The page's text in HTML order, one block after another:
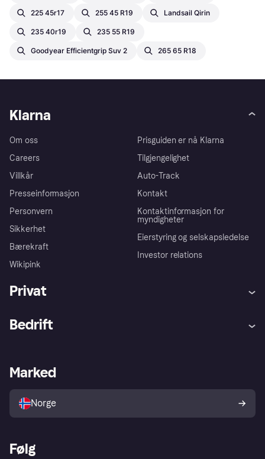
225 45r17 255 45 R19 Landsail Qirin
235 40r19 235 55 R19
Goodyear Efficientgrip Suv 2 265 65 R18
Klarna
Om oss
Careers
Villkår
Presseinformasjon
Personvern
Sikkerhet
Bærekraft
Wikipink
Prisguiden er nå Klarna
Tilgjengelighet
Auto-Track
Kontakt
Kontaktinformasjon for
myndigheter
Eierstyring og selskapsledelse
Investor relations
Privat
Utforsk butikker
Bedrift
Merchant portal
Marked
Norge
Følg